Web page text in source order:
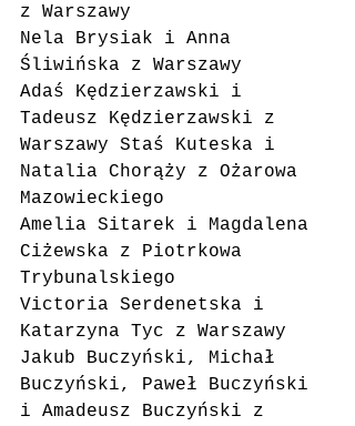
z Warszawy
Nela Brysiak i Anna
Śliwińska z Warszawy
Adaś Kędzierzawski i
Tadeusz Kędzierzawski z
Warszawy Staś Kuteska i
Natalia Chorąży z Ożarowa
Mazowieckiego
Amelia Sitarek i Magdalena
Ciżewska z Piotrkowa
Trybunalskiego
Victoria Serdenetska i
Katarzyna Tyc z Warszawy
Jakub Buczyński, Michał
Buczyński, Paweł Buczyński
i Amadeusz Buczyński z